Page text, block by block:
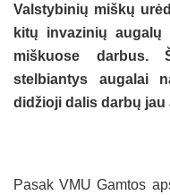
Valstybinių miškų
kitų invazinių
miškuose darbus.
stelbiantys augalai
didžioji dalis darbų jau
Pasak VMU Gamtos